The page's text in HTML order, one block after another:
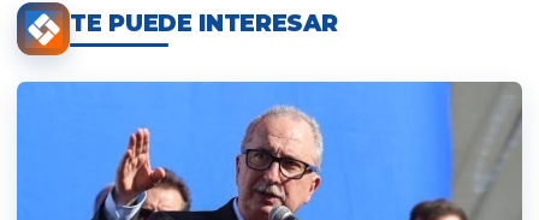
TE PUEDE INTERESAR